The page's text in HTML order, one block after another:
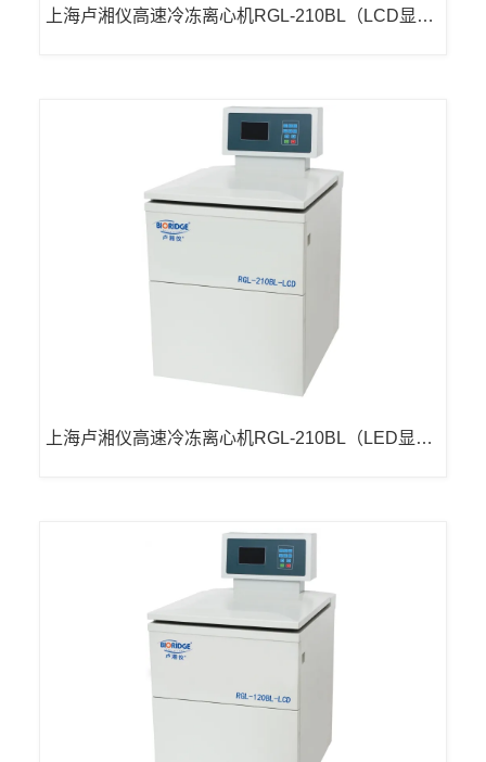
上海卢湘仪高速冷冻离心机RGL-210BL（LCD显
上海卢湘仪高速冷冻离心机RGL-210BL（LED显